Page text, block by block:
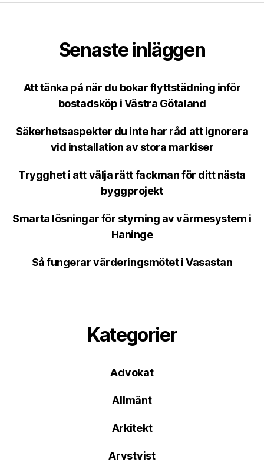
Senaste inläggen
Att tänka på när du bokar flyttstädning inför
bostadsköp i Västra Götaland
Säkerhetsaspekter du inte har råd att ignorera
vid installation av stora markiser
Trygghet i att välja rätt fackman för ditt nästa
byggprojekt
Smarta lösningar för styrning av värmesystem i
Haninge
Så fungerar värderingsmötet i Vasastan
Kategorier
Advokat
Allmänt
Arkitekt
Arvstvist